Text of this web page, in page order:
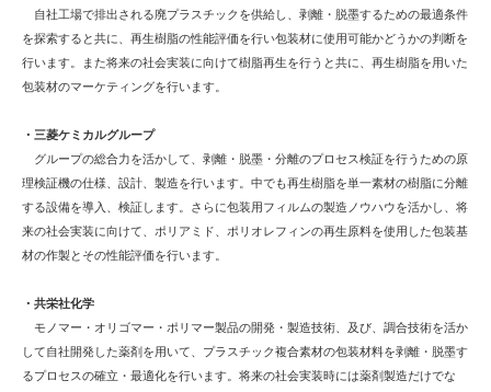
自社工場で排出される廃プラスチックを供給し、剥離・脱墨するための最適条件
を探索すると共に、再生樹脂の性能評価を行い包装材に使用可能かどうかの判断を
行います。また将来の社会実装に向けて樹脂再生を行うと共に、再生樹脂を用いた
包装材のマーケティングを行います。
・三菱ケミカルグループ
グループの総合力を活かして、剥離・脱墨・分離のプロセス検証を行うための原
理検証機の仕様、設計、製造を行います。中でも再生樹脂を単一素材の樹脂に分離
する設備を導入、検証します。さらに包装用フィルムの製造ノウハウを活かし、将
来の社会実装に向けて、ポリアミド、ポリオレフィンの再生原料を使用した包装基
材の作製とその性能評価を行います。
・共栄社化学
モノマー・オリゴマー・ポリマー製品の開発・製造技術、及び、調合技術を活か
して自社開発した薬剤を用いて、プラスチック複合素材の包装材料を剥離・脱墨す
るプロセスの確立・最適化を行います。将来の社会実装時には薬剤製造だけでな